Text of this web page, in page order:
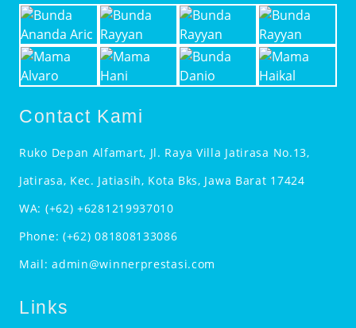
Contact Kami
Ruko Depan Alfamart, Jl. Raya Villa Jatirasa No.13,
Jatirasa, Kec. Jatiasih, Kota Bks, Jawa Barat 17424
WA: (+62) +6281219937010
Phone: (+62) 081808133086
Mail:admin@winnerprestasi.com
Links